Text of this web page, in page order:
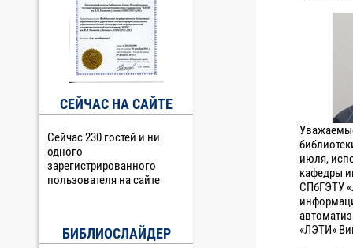
СЕЙЧАС НА САЙТЕ
Сейчас 230 гостей и ни
одного
зарегистрированного
пользователя на сайте
БИБЛИОСЛАЙДЕР
июля,
кафедры
СПбГЭТУ
«ЛЭТИ»